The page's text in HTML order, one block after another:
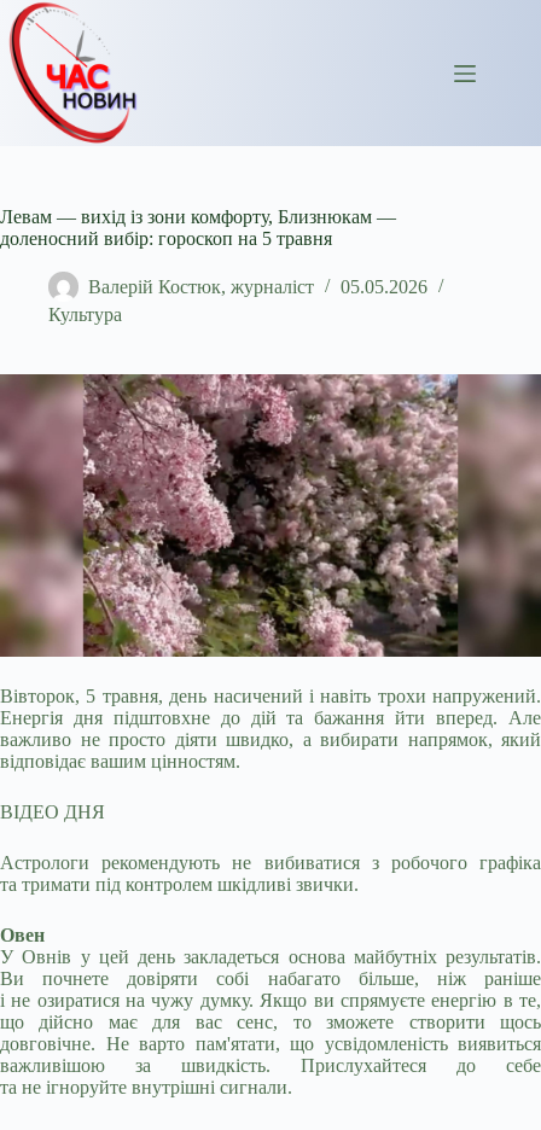
Перейти
до
вмісту
Левам — вихід із зони комфорту, Близнюкам —
доленосний вибір: гороскоп на 5 травня
Валерій Костюк, журналіст
05.05.2026
Культура
Вівторок, 5 травня, день насичений і навіть трохи напружений.
Енергія дня підштовхне до дій та бажання йти вперед. Але
важливо не просто діяти швидко, а вибирати напрямок, який
відповідає вашим цінностям.
ВІДЕО ДНЯ
Астрологи рекомендують не вибиватися з робочого графіка
та тримати під контролем шкідливі звички.
Овен
У Овнів у цей день закладеться основа майбутніх результатів.
Ви почнете довіряти собі набагато більше, ніж раніше
і не озиратися на чужу думку. Якщо ви спрямуєте енергію в те,
що дійсно має для вас сенс, то зможете створити щось
довговічне. Не варто пам'ятати, що усвідомленість виявиться
важливішою за швидкість. Прислухайтеся до себе
та не ігноруйте внутрішні сигнали.